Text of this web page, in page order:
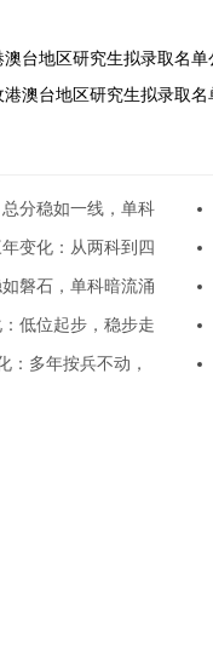
台地区研究生拟录取名单
澳台地区研究生拟录取名
分稳如一线，单科
变化：从两科到四
磐石，单科暗流涌
低位起步，稳步走
：多年按兵不动，